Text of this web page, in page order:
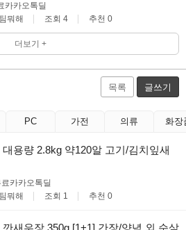
카카오톡딜
뭐해 조회 4 추천 0
더보기 +
목록 글쓰기
PC 가전 의류 화장
용량 2.8kg 약120알 고기/김치잎새
카카오톡딜
뭐해 조회 1 추천 0